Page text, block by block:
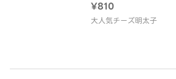
¥810
大人気チーズ明太子